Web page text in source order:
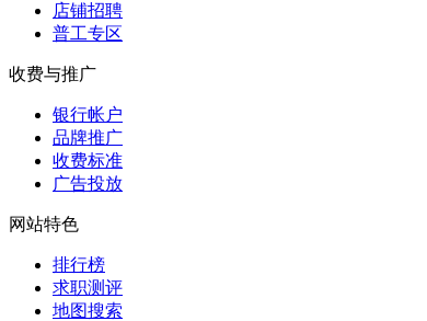
店铺招聘
普工专区
收费与推广
银行帐户
品牌推广
收费标准
广告投放
网站特色
排行榜
求职测评
地图搜索